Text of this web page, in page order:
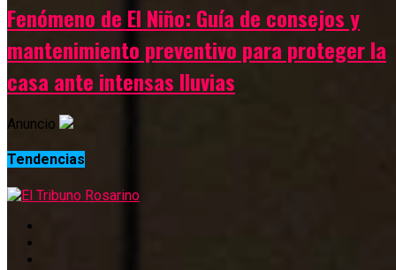
Fenómeno de El Niño: Guía de consejos y
mantenimiento preventivo para proteger la
casa ante intensas lluvias
Anuncio
Tendencias